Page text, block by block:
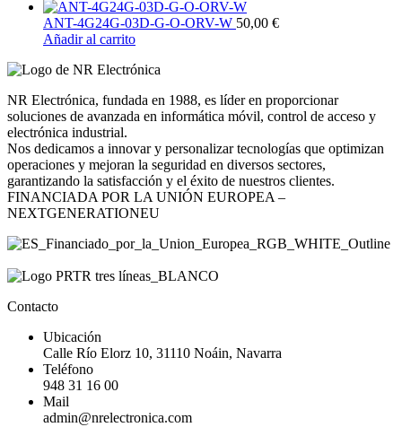
ANT-4G24G-03D-G-O-ORV-W 50,00 €
Añadir al carrito
NR Electrónica, fundada en 1988, es líder en proporcionar
soluciones de avanzada en informática móvil, control de acceso y
electrónica industrial.
Nos dedicamos a innovar y personalizar tecnologías que optimizan
operaciones y mejoran la seguridad en diversos sectores,
garantizando la satisfacción y el éxito de nuestros clientes.
FINANCIADA POR LA UNIÓN EUROPEA –
NEXTGENERATIONEU
Contacto
Ubicación
Calle Río Elorz 10, 31110 Noáin, Navarra
Teléfono
948 31 16 00
Mail
admin@nrelectronica.com